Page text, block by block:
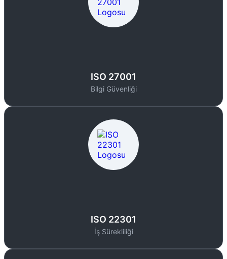
ISO 27001
Bilgi Güvenliği
ISO 22301
İş Sürekliliği